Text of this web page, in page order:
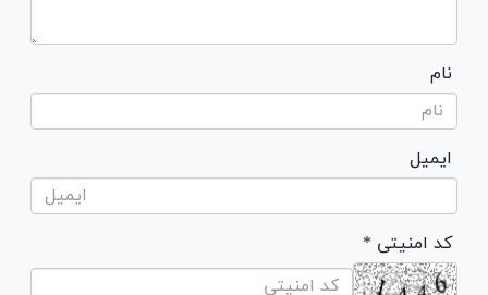
نام
ایمیل
* کد امنیتی